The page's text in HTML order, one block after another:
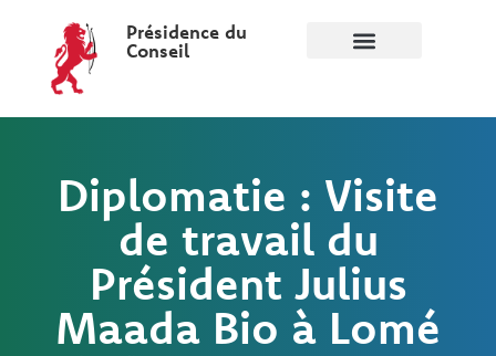
Présidence du
Conseil
Diplomatie : Visite
de travail du
Président Julius
Maada Bio à Lomé